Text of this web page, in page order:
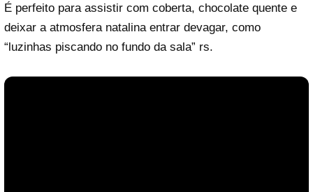
Reproduzir vídeo
É perfeito para assistir com coberta, chocolate quente e
deixar a atmosfera natalina entrar devagar, como
“luzinhas piscando no fundo da sala” rs.